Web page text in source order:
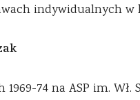
indywidualnych w
1969-74 na ASP im.